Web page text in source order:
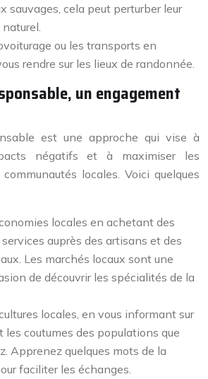
sauvages, cela peut perturber leur
ou les transports en
rendre sur les lieux de randonnée.
un engagement
est une approche qui vise à
négatifs et à maximiser les
locales. Voici quelques
locales en achetant des
auprès des artisans et des
Les marchés locaux sont une
de découvrir les spécialités de la
locales, en vous informant sur
les coutumes des populations que
Apprenez quelques mots de la
faciliter les échanges.